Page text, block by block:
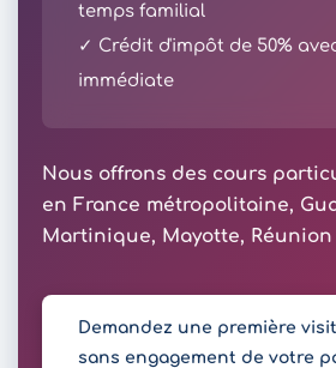
temps familial
✓ Crédit d'impôt de 50%
immédiate
Nous offrons des cours
en France métropolitaine,
Martinique, Mayotte, Réunion
Demandez une première
sans engagement de votre